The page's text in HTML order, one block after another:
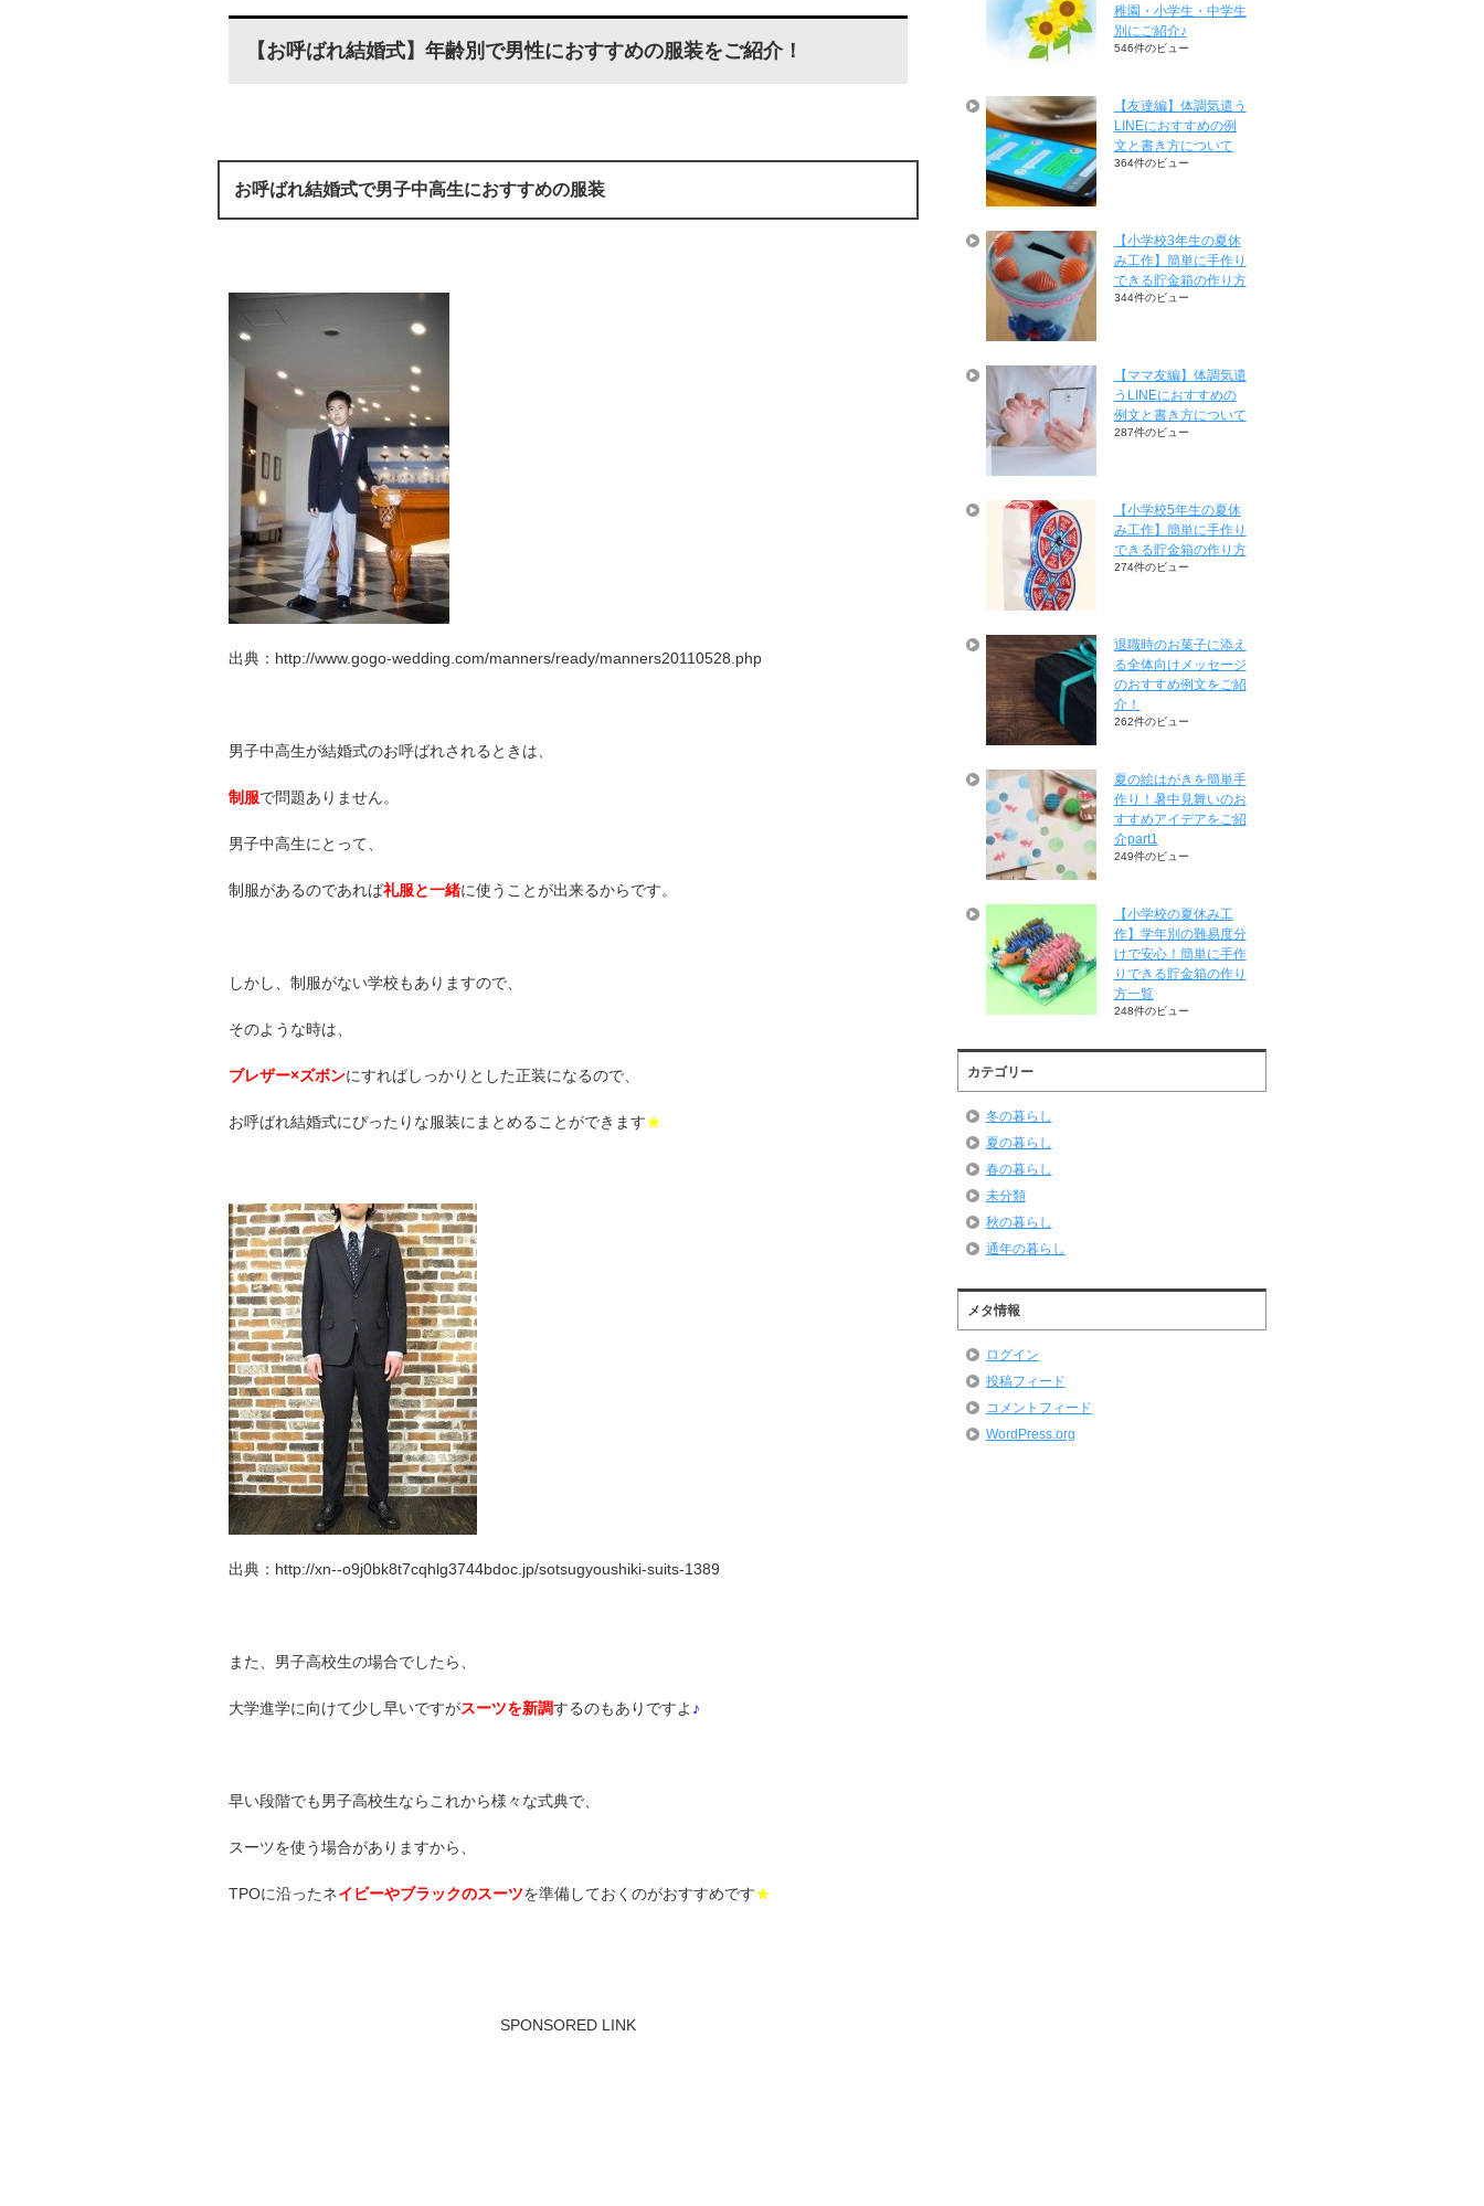
【お呼ばれ結婚式】年齢別で男性におすすめの服装をご紹介！
お呼ばれ結婚式で男子中高生におすすめの服装
出典：http://www.gogo-wedding.com/manners/ready/manners20110528.php
男子中高生が結婚式のお呼ばれされるときは、
制服で問題ありません。
男子中高生にとって、
制服があるのであれば礼服と一緒に使うことが出来るからです。
しかし、制服がない学校もありますので、
そのような時は、
ブレザー×ズボンにすればしっかりとした正装になるので、
お呼ばれ結婚式にぴったりな服装にまとめることができます★
出典：http://xn--o9j0bk8t7cqhlg3744bdoc.jp/sotsugyoushiki-suits-1389
また、男子高校生の場合でしたら、
大学進学に向けて少し早いですがスーツを新調するのもありですよ ♪
早い段階でも男子高校生ならこれから様々な式典で、
スーツを使う場合がありますから、
TPOに沿ったネイビーやブラックのスーツを準備しておくのがおすすめです★
SPONSORED LINK
稚園・小学生・中学生
別にご紹介♪
546件のビュー
【友達編】体調気遣う
LINEにおすすめの例
文と書き方について
364件のビュー
【小学校3年生の夏休
み工作】簡単に手作り
できる貯金箱の作り方
344件のビュー
【ママ友編】体調気遣
うLINEにおすすめの
例文と書き方について
287件のビュー
【小学校5年生の夏休
み工作】簡単に手作り
できる貯金箱の作り方
274件のビュー
退職時のお菓子に添え
る全体向けメッセージ
のおすすめ例文をご紹
介！
262件のビュー
夏の絵はがきを簡単手
作り！暑中見舞いのお
すすめアイデアをご紹
介part1
249件のビュー
【小学校の夏休み工
作】学年別の難易度分
けで安心！簡単に手作
りできる貯金箱の作り
方一覧
248件のビュー
カテゴリー
冬の暮らし
夏の暮らし
春の暮らし
未分類
秋の暮らし
通年の暮らし
メタ情報
ログイン
投稿フィード
コメントフィード
WordPress.org